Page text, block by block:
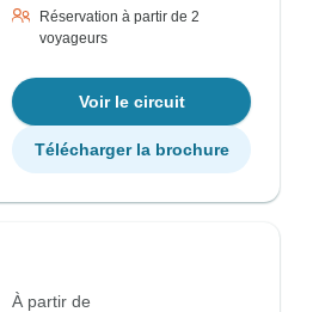
Réservation à partir de 2
voyageurs
Voir le circuit
Télécharger la brochure
À partir de